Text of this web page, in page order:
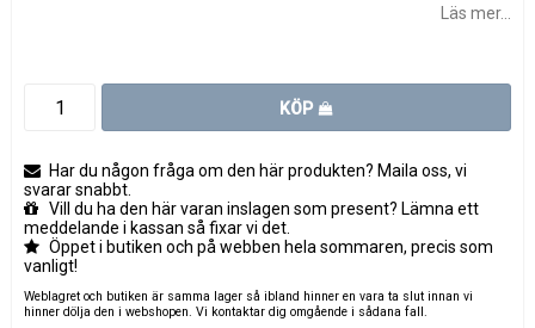
Läs mer...
KÖP
Har du någon fråga om den här produkten? Maila oss, vi
svarar snabbt.
Vill du ha den här varan inslagen som present? Lämna ett
meddelande i kassan så fixar vi det.
Öppet i butiken och på webben hela sommaren, precis som
vanligt!
Weblagret och butiken är samma lager så ibland hinner en vara ta slut innan vi
hinner dölja den i webshopen. Vi kontaktar dig omgående i sådana fall.